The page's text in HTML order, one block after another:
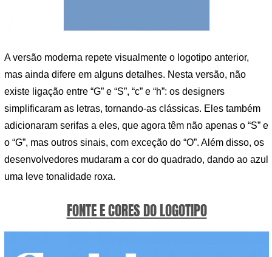
A versão moderna repete visualmente o logotipo anterior,
mas ainda difere em alguns detalhes. Nesta versão, não
existe ligação entre “G” e “S”, “c” e “h”: os designers
simplificaram as letras, tornando-as clássicas. Eles também
adicionaram serifas a eles, que agora têm não apenas o “S” e
o “G”, mas outros sinais, com exceção do “O”. Além disso, os
desenvolvedores mudaram a cor do quadrado, dando ao azul
uma leve tonalidade roxa.
FONTE E CORES DO LOGOTIPO